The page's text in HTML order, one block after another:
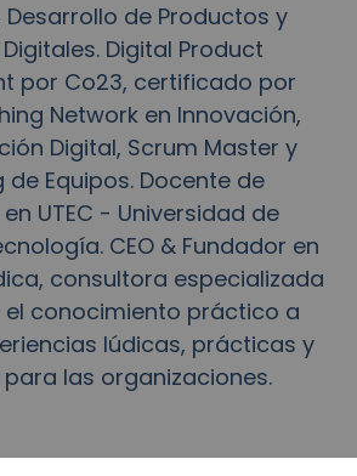
Desarrollo de Productos y
Digital Product
por Co23, certificado por
Network en Innovación,
Digital, Scrum Master y
de Equipos. Docente de
UTEC - Universidad de
CEO & Fundador en
consultora especializada
conocimiento práctico a
lúdicas, prácticas y
las organizaciones.